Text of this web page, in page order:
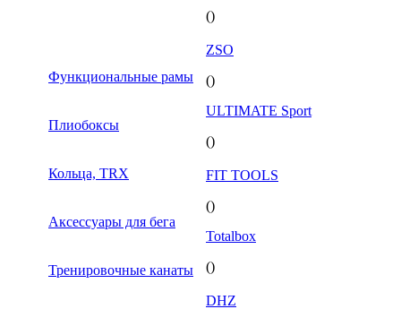
Функциональные рамы
Плиобоксы
Кольца, TRX
Аксессуары для бега
Тренировочные канаты
()
ZSO
()
ULTIMATE Sport
()
FIT TOOLS
()
Totalbox
()
DHZ